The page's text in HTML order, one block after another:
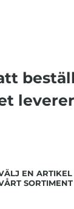
EN ARTIKEL
SORTIMENT